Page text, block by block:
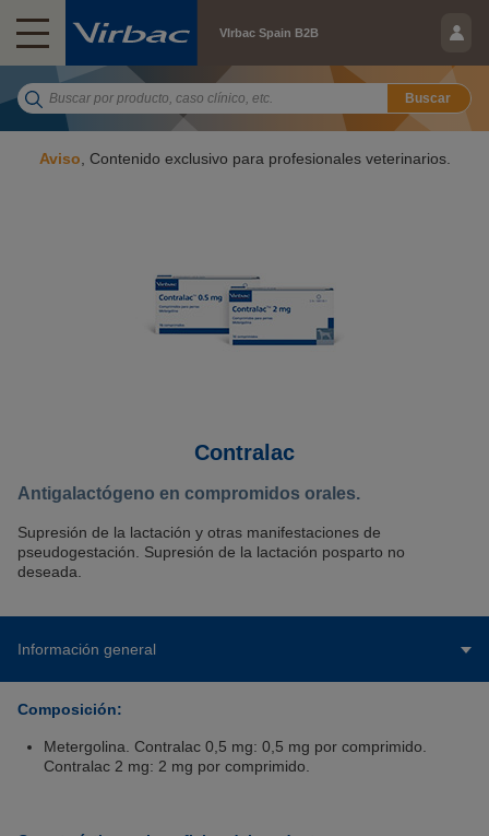
VIrbac Spain B2B
Buscar
Aviso , Contenido exclusivo para profesionales veterinarios.
Contralac
Antigalactógeno en compromidos orales.
Supresión de la lactación y otras manifestaciones de
pseudogestación. Supresión de la lactación posparto no
deseada.
Información general
Composición:
Metergolina. Contralac 0,5 mg: 0,5 mg por comprimido.
Contralac 2 mg: 2 mg por comprimido.